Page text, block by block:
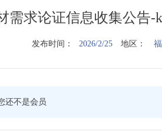
需求论证信息收集公告-
发布时间： 2026/2/25 地区：
还不是会员